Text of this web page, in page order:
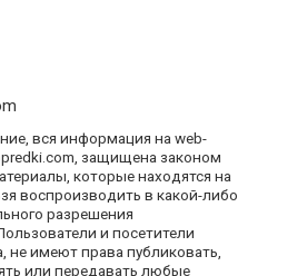
вся информация на web-
защищена законом
которые находятся на
воспроизводить в какой-либо
разрешения
и посетители
не имеют права публиковать,
или передавать любые